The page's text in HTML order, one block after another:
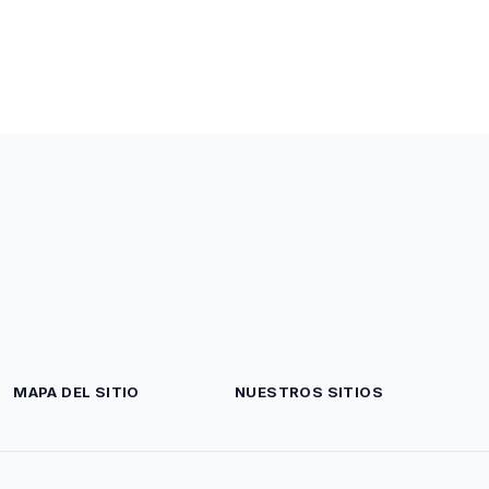
MAPA DEL SITIO NUESTROS SITIOS